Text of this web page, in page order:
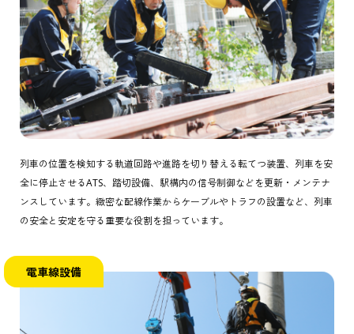
列車の位置を検知する軌道回路や進路を切り替える転てつ装置、列車を安
全に停止させるATS、踏切設備、駅構内の信号制御などを更新・メンテナ
ンスしています。緻密な配線作業からケーブルやトラフの設置など、列車
の安全と安定を守る重要な役割を担っています。
電車線設備